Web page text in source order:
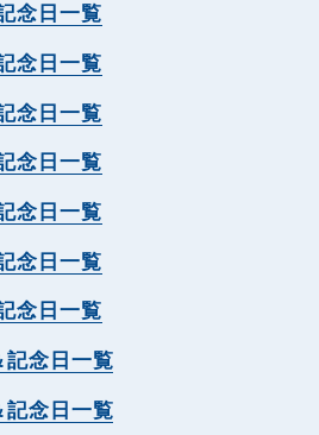
念日一覧
念日一覧
念日一覧
念日一覧
念日一覧
念日一覧
念日一覧
記念日一覧
記念日一覧